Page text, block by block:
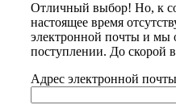
Отличный выбор! Но, к
настоящее время
электронной почты и мы
поступлении. До скорой
Адрес электронной